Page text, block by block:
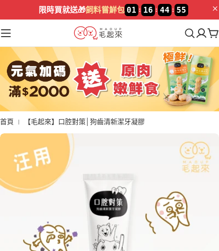
加入LINE🔥新好友領$100
購
物
車
首頁 【毛起來】口腔對策│狗齒清新潔牙凝膠